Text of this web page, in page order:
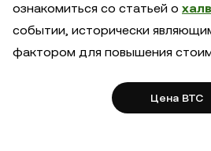
ознакомиться со статьей о
событии, исторически
фактором для повышения
Цена BTC